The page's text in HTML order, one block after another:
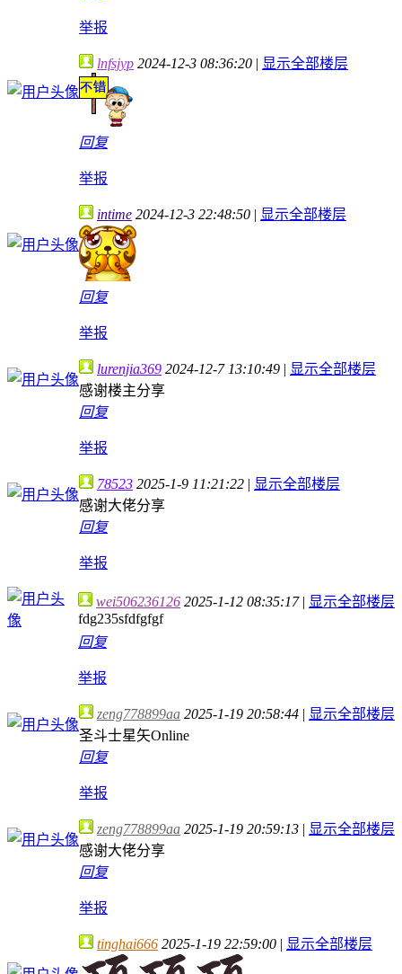
举报
lnfsjyp 2024-12-3 08:36:20 | 显示全部楼层
回复
举报
intime 2024-12-3 22:48:50 | 显示全部楼层
回复
举报
lurenjia369 2024-12-7 13:10:49 | 显示全部楼层
感谢楼主分享
回复
举报
78523 2025-1-9 11:21:22 | 显示全部楼层
感谢大佬分享
回复
举报
wei506236126 2025-1-12 08:35:17 | 显示全部楼层
fdg235sfdfgfgf
回复
举报
zeng778899aa 2025-1-19 20:58:44 | 显示全部楼层
圣斗士星矢Online
回复
举报
zeng778899aa 2025-1-19 20:59:13 | 显示全部楼层
感谢大佬分享
回复
举报
tinghai666 2025-1-19 22:59:00 | 显示全部楼层